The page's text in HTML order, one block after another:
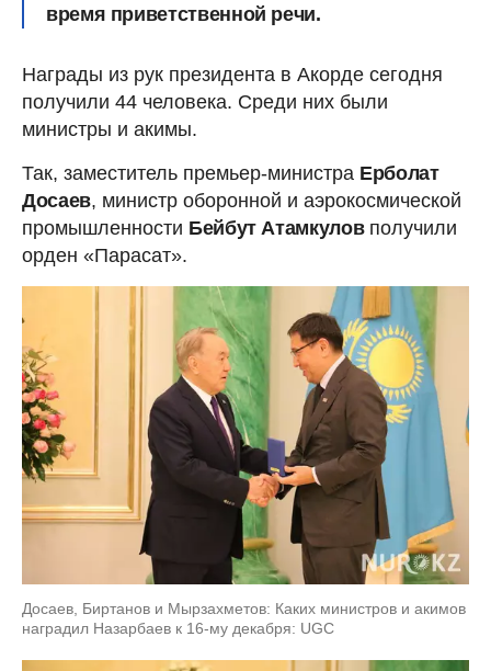
время приветственной речи.
Награды из рук президента в Акорде сегодня
получили 44 человека. Среди них были
министры и акимы.
Так, заместитель премьер-министра Ерболат
Досаев, министр оборонной и аэрокосмической
промышленности Бейбут Атамкуловполучили
орден «Парасат».
Досаев, Биртанов и Мырзахметов: Каких министров и акимов
наградил Назарбаев к 16-му декабря: UGC